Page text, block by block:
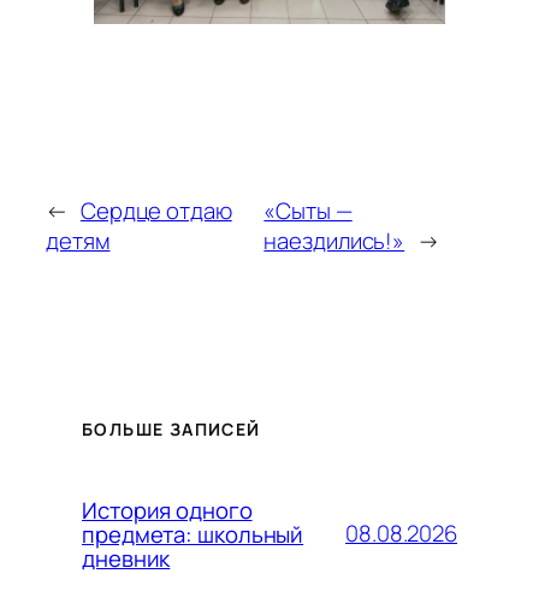
← Сердце отдаю
детям
«Сыты —
наездились!» →
БОЛЬШЕ ЗАПИСЕЙ
История одного
предмета: школьный
дневник
08.08.2026